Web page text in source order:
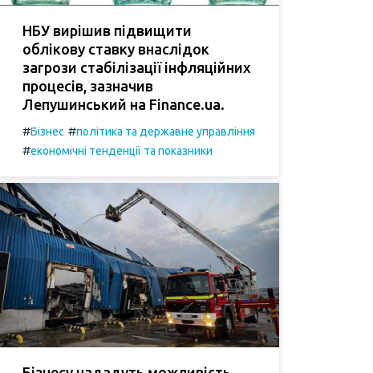
НБУ вирішив підвищити
облікову ставку внаслідок
загрози стабілізації інфляційних
процесів, зазначив
Лепушинський на Finance.ua.
#Бізнес #політика та державне управління
#економічні тенденції та показники